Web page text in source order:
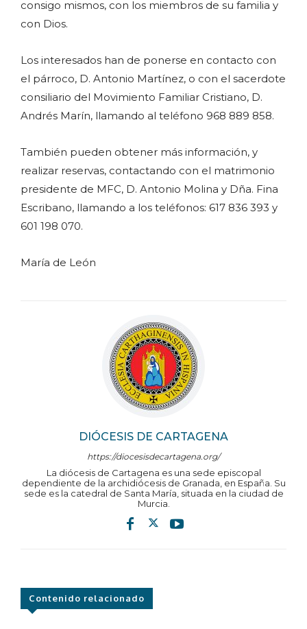
DIÓCESIS DE CARTAGENA
https://diocesisdecartagena.org/
La diócesis de Cartagena es una sede episcopal
dependiente de la archidiócesis de Granada, en España. Su
sede es la catedral de Santa María, situada en la ciudad de
Murcia.
consigo mismos, con los miembros de su familia y
con Dios.
Los interesados han de ponerse en contacto con
el párroco, D. Antonio Martínez, o con el sacerdote
consiliario del Movimiento Familiar Cristiano, D.
Andrés Marín, llamando al teléfono 968 889 858.
También pueden obtener más información, y
realizar reservas, contactando con el matrimonio
presidente de MFC, D. Antonio Molina y Dña. Fina
Escribano, llamando a los teléfonos: 617 836 393 y
601 198 070.
María de León
Contenido relacionado